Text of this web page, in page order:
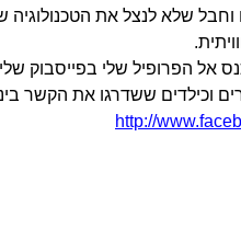
וחבל שלא לנצל את
אל הפרופיל שלי בפייסבוק
וכילדים ששדרגו את הקשר
http://